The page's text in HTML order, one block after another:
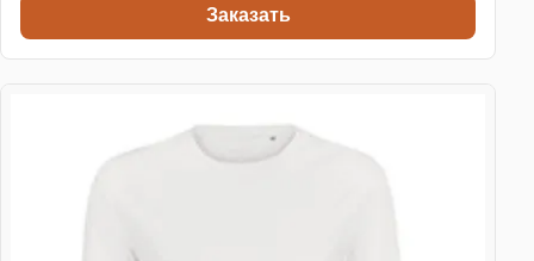
Заказать